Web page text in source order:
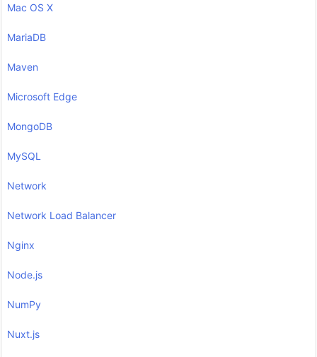
Mac OS X
MariaDB
Maven
Microsoft Edge
MongoDB
MySQL
Network
Network Load Balancer
Nginx
Node.js
NumPy
Nuxt.js